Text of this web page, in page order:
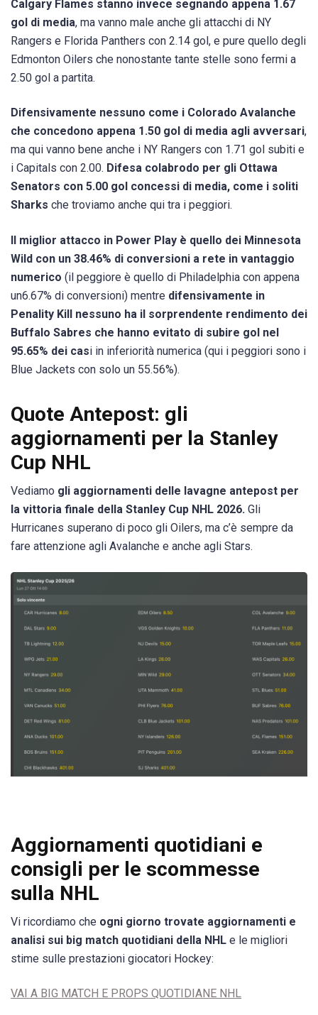
Calgary Flames stanno invece segnando appena 1.67
gol di media, ma vanno male anche gli attacchi di NY
Rangers e Florida Panthers con 2.14 gol, e pure quello degli
Edmonton Oilers che nonostante tante stelle sono fermi a
2.50 gol a partita.
Difensivamente nessuno come i Colorado Avalanche
che concedono appena 1.50 gol di media agli avversari,
ma qui vanno bene anche i NY Rangers con 1.71 gol subiti e
i Capitals con 2.00. Difesa colabrodo per gli Ottawa
Senators con 5.00 gol concessi di media, come i soliti
Sharks che troviamo anche qui tra i peggiori.
Il miglior attacco in Power Play è quello dei Minnesota
Wild con un 38.46% di conversioni a rete in vantaggio
numerico (il peggiore è quello di Philadelphia con appena
un6.67% di conversioni) mentre difensivamente in
Penality Kill nessuno ha il sorprendente rendimento dei
Buffalo Sabres che hanno evitato di subire gol nel
95.65% dei casi in inferiorità numerica (qui i peggiori sono i
Blue Jackets con solo un 55.56%).
Quote Antepost: gli
aggiornamenti per la Stanley
Cup NHL
Vediamo gli aggiornamenti delle lavagne antepost per
la vittoria finale della Stanley Cup NHL 2026. Gli
Hurricanes superano di poco gli Oilers, ma c’è sempre da
fare attenzione agli Avalanche e anche agli Stars.
Aggiornamenti quotidiani e
consigli per le scommesse
sulla NHL
Vi ricordiamo che ogni giorno trovate aggiornamenti e
analisi sui big match quotidiani della NHL e le migliori
stime sulle prestazioni giocatori Hockey:
VAI A BIG MATCH E PROPS QUOTIDIANE NHL